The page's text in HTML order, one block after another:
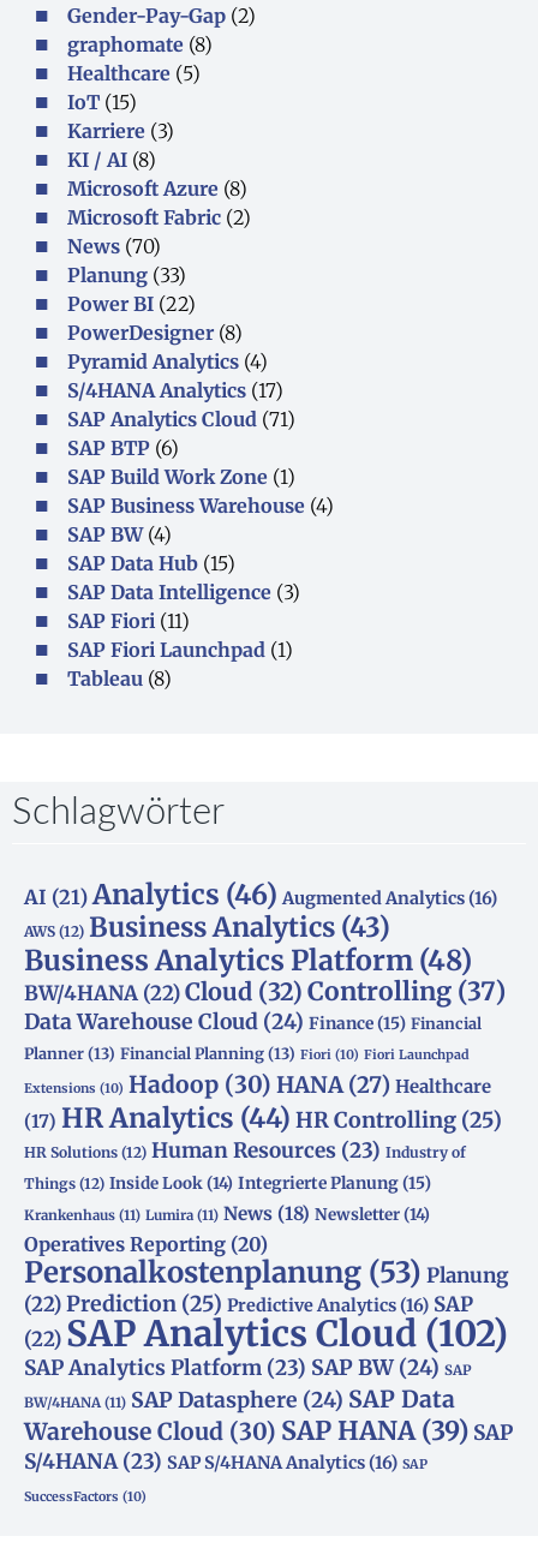
Gender-Pay-Gap (2)
graphomate (8)
Healthcare (5)
IoT (15)
Karriere (3)
KI / AI (8)
Microsoft Azure (8)
Microsoft Fabric (2)
News (70)
Planung (33)
Power BI (22)
PowerDesigner (8)
Pyramid Analytics (4)
S/4HANA Analytics (17)
SAP Analytics Cloud (71)
SAP BTP (6)
SAP Build Work Zone (1)
SAP Business Warehouse (4)
SAP BW(4)
SAP Data Hub (15)
SAP Data Intelligence (3)
SAP Fiori (11)
SAP Fiori Launchpad (1)
Tableau (8)
Schlagwörter
AI (21) Analytics (46) Augmented Analytics(16)
AWS (12) Business Analytics (43)
Business Analytics Platform (48)
BW/4HANA (22)Cloud (32) Controlling (37)
Data Warehouse Cloud (24) Finance(15) Financial
Planner(13) Financial Planning(13) Fiori (10) Fiori Launchpad
Extensions (10) Hadoop (30) HANA (27) Healthcare
(17) HR Analytics (44) HR Controlling (25)
HR Solutions (12) Human Resources (23) Industry of
Things (12) Inside Look(14) Integrierte Planung(15)
Krankenhaus (11) Lumira (11) News (18) Newsletter(14)
Operatives Reporting (20)
Personalkostenplanung (53) Planung
(22)Prediction (25) Predictive Analytics(16) SAP
(22) SAP Analytics Cloud (102)
SAP Analytics Platform (23) SAP BW(24) SAP
BW/4HANA (11) SAP Datasphere (24) SAP Data
Warehouse Cloud (30) SAP HANA(39) SAP
S/4HANA(23) SAP S/4HANA Analytics(16) SAP
SuccessFactors (10)